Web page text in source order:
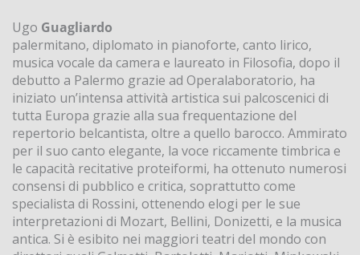
Ugo Guagliardo
palermitano, diplomato in pianoforte, canto lirico,
musica vocale da camera e laureato in Filosofia, dopo il
debutto a Palermo grazie ad Operalaboratorio, ha
iniziato un’intensa attività artistica sui palcoscenici di
tutta Europa grazie alla sua frequentazione del
repertorio belcantista, oltre a quello barocco. Ammirato
per il suo canto elegante, la voce riccamente timbrica e
le capacità recitative proteiformi, ha ottenuto numerosi
consensi di pubblico e critica, soprattutto come
specialista di Rossini, ottenendo elogi per le sue
interpretazioni di Mozart, Bellini, Donizetti, e la musica
antica. Si è esibito nei maggiori teatri del mondo con